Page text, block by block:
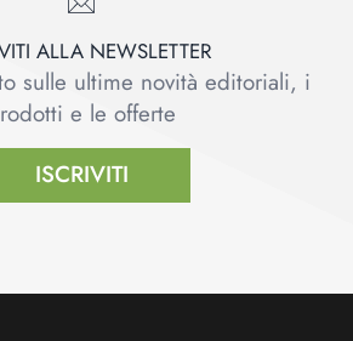
ALLA NEWSLETTER
sulle ultime novità editoriali, i
e le offerte
ISCRIVITI